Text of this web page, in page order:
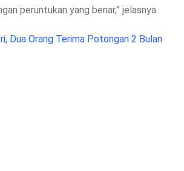
peruntukan yang benar,” jelasnya.
Dua Orang Terima Potongan 2 Bulan